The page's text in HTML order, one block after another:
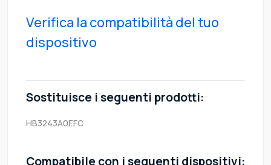
Verifica la compatibilità del tuo
dispositivo
Sostituisce i seguenti prodotti:
HB3243A0EFC
Compatibile con i seguenti dispositivi: